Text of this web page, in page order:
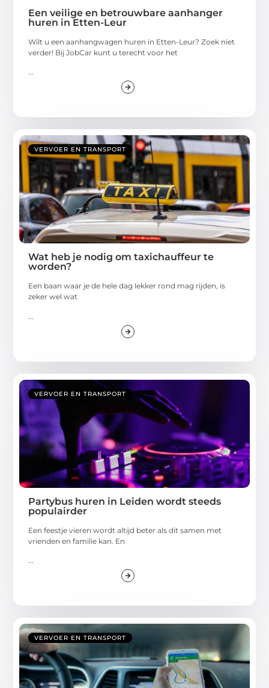
Een veilige en betrouwbare aanhanger
huren in Etten-Leur
Wilt u een aanhangwagen huren in Etten-Leur? Zoek niet
verder! Bij JobCar kunt u terecht voor het
...
VERVOER EN TRANSPORT
Wat heb je nodig om taxichauffeur te
worden?
Een baan waar je de hele dag lekker rond mag rijden, is
zeker wel wat
VERVOER EN TRANSPORT
Partybus huren in Leiden wordt steeds
populairder
Een feestje vieren wordt altijd beter als dit samen met
vrienden en familie kan. En
...
VERVOER EN TRANSPORT